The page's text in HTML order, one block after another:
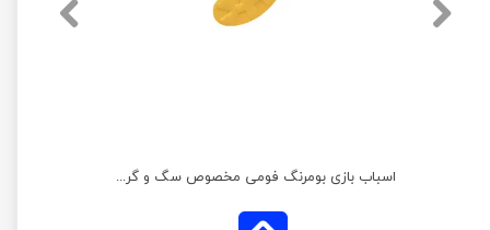
اسباب بازی بومرنگ فومی مخصوص سگ و گربه زاریکس